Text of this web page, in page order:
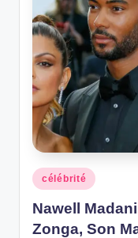
Posted
in
célébrité
Nawell
Zonga, Son